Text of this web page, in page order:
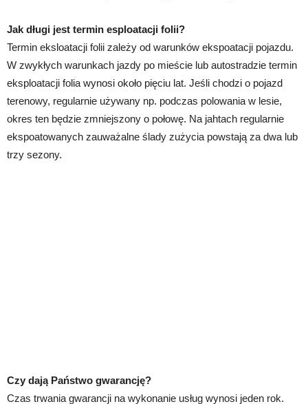
Jak długi jest termin esploatacji folii?
Termin eksloatacji folii zależy od warunków ekspoatacji pojazdu.
W zwykłych warunkach jazdy po mieście lub autostradzie termin
eksploatacji folia wynosi około pięciu lat. Jeśli chodzi o pojazd
terenowy, regularnie używany np. podczas polowania w lesie,
okres ten będzie zmniejszony o połowę. Na jahtach regularnie
ekspoatowanych zauważalne ślady zużycia powstają za dwa lub
trzy sezony.
Czy dają Państwo gwarancję?
Czas trwania gwarancji na wykonanie usług wynosi jeden rok.